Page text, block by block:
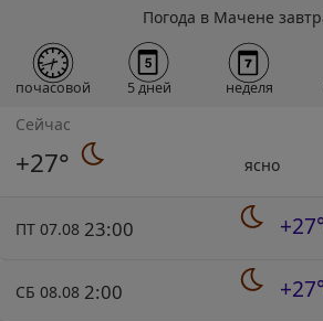
Погода в Мачене
почасовой 5 дней неделя
Сейчас
+27° ясно
ПТ 07.08 23:00
СБ 08.08 2:00